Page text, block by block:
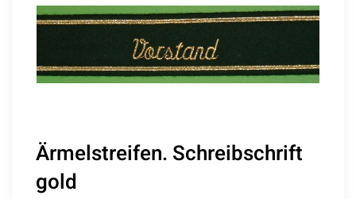
Ärmelstreifen. Schreibschrift
gold